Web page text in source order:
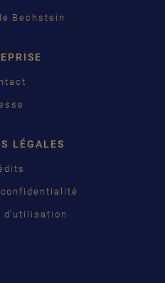
Bechstein
LÉGALES
d’utilisation